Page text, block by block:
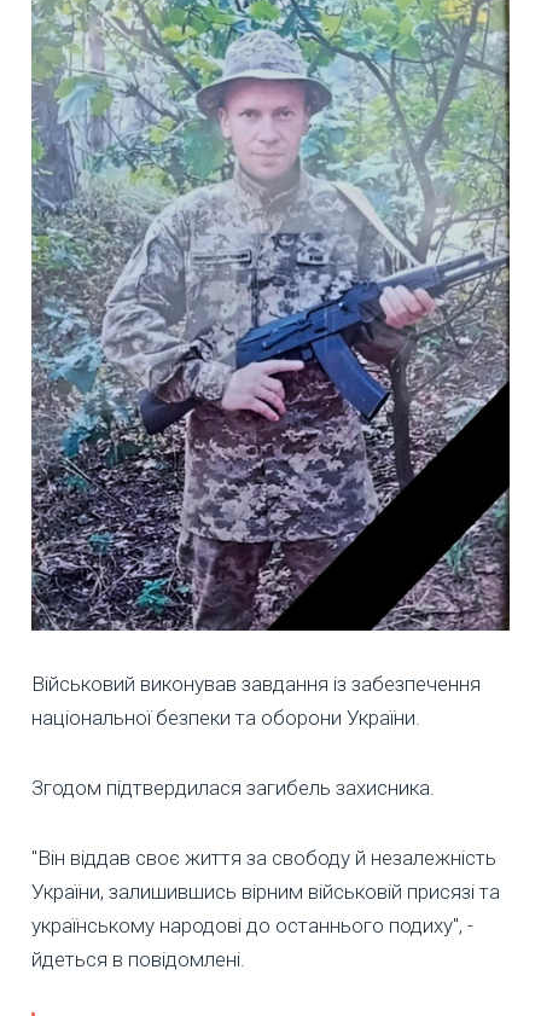
Військовий виконував завдання із забезпечення
національної безпеки та оборони України.
Згодом підтвердилася загибель захисника.
"Він віддав своє життя за свободу й незалежність
України, залишившись вірним військовій присязі та
українському народові до останнього подиху", -
йдеться в повідомлені.